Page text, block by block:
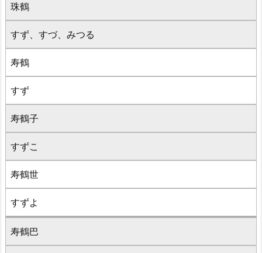
珠鶴
すず、すづ、みつる
寿鶴
すず
寿鶴子
すずこ
寿鶴世
すずよ
寿鶴巴